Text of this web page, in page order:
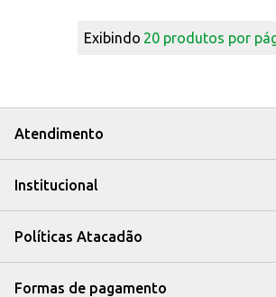
Exibindo 20produtos por
Atendimento
Institucional
Políticas Atacadão
Formas de pagamento